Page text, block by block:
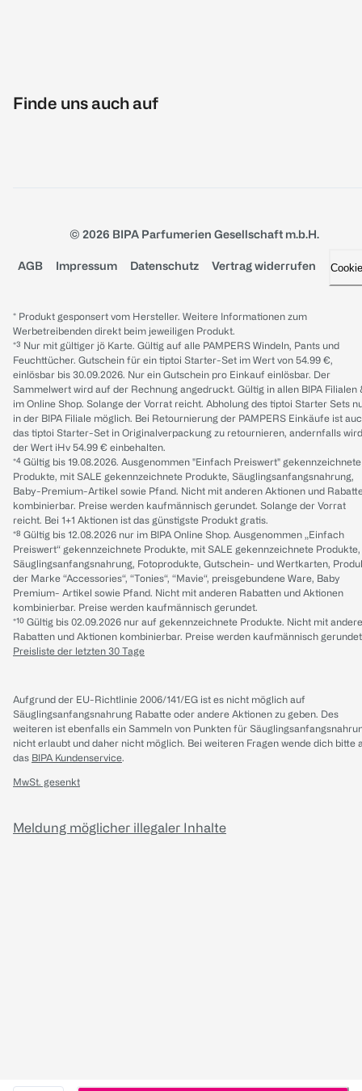
Finde uns auch auf
© 2026 BIPA Parfumerien Gesellschaft m.b.H.
AGB Impressum Datenschutz Vertrag widerrufen
* Produkt gesponsert vom Hersteller. Weitere Informationen zum
Werbetreibenden direkt beim jeweiligen Produkt.
*³ Nur mit gültiger jö Karte. Gültig auf alle PAMPERS Windeln, Pants und
Feuchttücher. Gutschein für ein tiptoi Starter-Set im Wert von 54.99 €,
einlösbar bis 30.09.2026. Nur ein Gutschein pro Einkauf einlösbar. Der
Sammelwert wird auf der Rechnung angedruckt. Gültig in allen BIPA Filialen
im Online Shop. Solange der Vorrat reicht. Abholung des tiptoi Starter Sets
in der BIPA Filiale möglich. Bei Retournierung der PAMPERS Einkäufe ist
das tiptoi Starter-Set in Originalverpackung zu retournieren, andernfalls wird
der Wert iHv 54.99 € einbehalten.
*⁴ Gültig bis 19.08.2026. Ausgenommen "Einfach Preiswert" gekennzeichnete
Produkte, mit SALE gekennzeichnete Produkte, Säuglingsanfangsnahrung,
Baby-Premium-Artikel sowie Pfand. Nicht mit anderen Aktionen und
kombinierbar. Preise werden kaufmännisch gerundet. Solange der Vorrat
reicht. Bei 1+1 Aktionen ist das günstigste Produkt gratis.
*⁸ Gültig bis 12.08.2026 nur im BIPA Online Shop. Ausgenommen „Einfach
Preiswert“ gekennzeichnete Produkte, mit SALE gekennzeichnete Produkte,
Säuglingsanfangsnahrung, Fotoprodukte, Gutschein- und Wertkarten,
der Marke “Accessories“, “Tonies“, “Mavie“, preisgebundene Ware, Baby
Premium- Artikel sowie Pfand. Nicht mit anderen Rabatten und Aktionen
kombinierbar. Preise werden kaufmännisch gerundet.
*¹⁰ Gültig bis 02.09.2026 nur auf gekennzeichnete Produkte. Nicht mit
Rabatten und Aktionen kombinierbar. Preise werden kaufmännisch
Preisliste der letzten 30 Tage
Aufgrund der EU-Richtlinie 2006/141/EG ist es nicht möglich auf
Säuglingsanfangsnahrung Rabatte oder andere Aktionen zu geben. Des
weiteren ist ebenfalls ein Sammeln von Punkten für
nicht erlaubt und daher nicht möglich. Bei weiteren Fragen wende dich bitte
das BIPA Kundenservice.
MwSt. gesenkt
Meldung möglicher illegaler Inhalte